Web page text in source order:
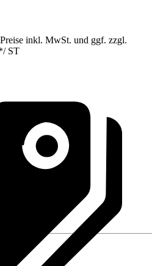
inkl. MwSt. und ggf. zzgl.
/ ST